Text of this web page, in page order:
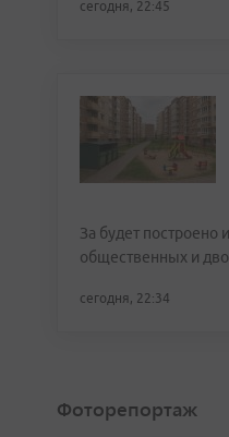
сегодня, 22:45
За будет построено
общественных и
сегодня, 22:34
Фоторепортаж